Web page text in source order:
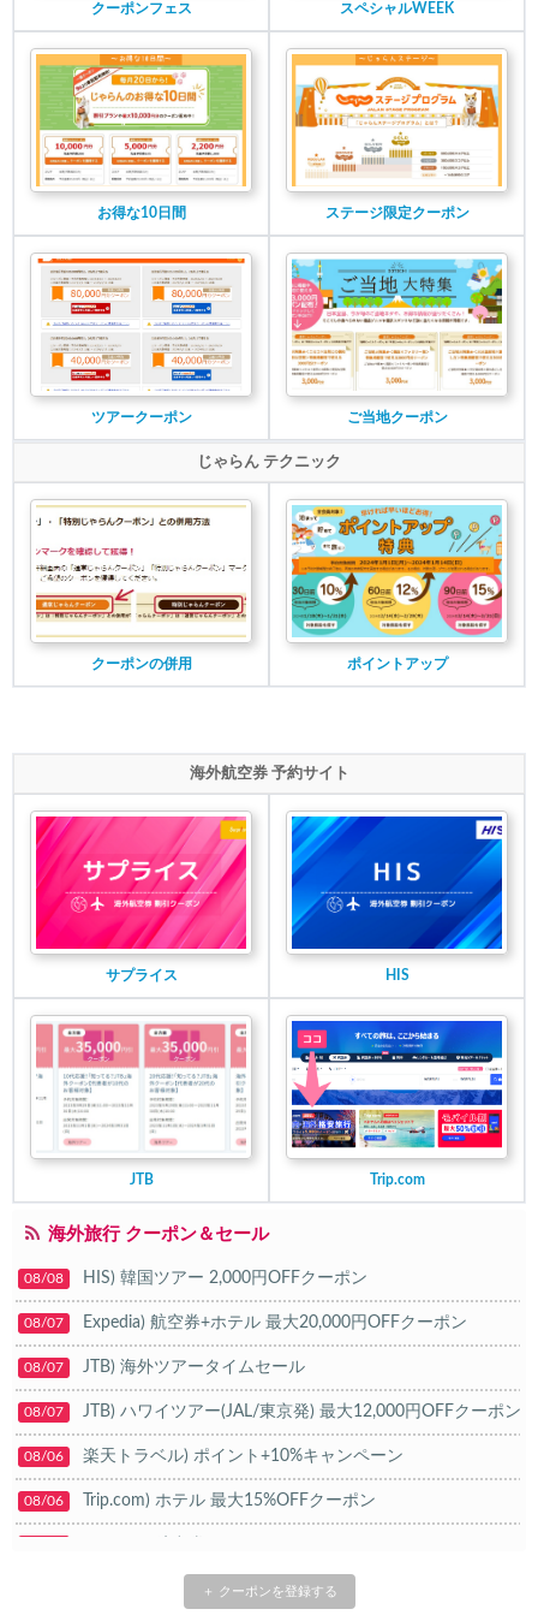
クーポンフェス スペシャルWEEK
お得な10日間 ステージ限定クーポン
ツアークーポン ご当地クーポン
じゃらん テクニック
クーポンの併用 ポイントアップ
海外航空券 予約サイト
サプライス HIS
JTB Trip.com
海外旅行 クーポン＆セール
08/08 HIS) 韓国ツアー 2,000円OFFクーポン
08/07 Expedia) 航空券+ホテル 最大20,000円OFFクーポン
08/07 JTB) 海外ツアータイムセール
08/07 JTB) ハワイツアー(JAL/東京発) 最大12,000円OFFクーポン
08/06 楽天トラベル) ポイント+10%キャンペーン
08/06 Trip.com) ホテル 最大15%OFFクーポン
楽天トラベル) 海外ツアー 最大20,000円OFFクーポン
＋ クーポンを登録する